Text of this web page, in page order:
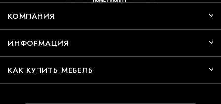
КОМПАНИЯ
ИНФОРМАЦИЯ
КАК КУПИТЬ МЕБЕЛЬ